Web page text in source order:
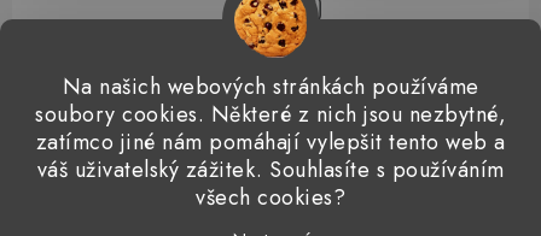
Na našich webových stránkách používáme
soubory cookies. Některé z nich jsou nezbytné,
zatímco jiné nám pomáhají vylepšit tento web a
váš uživatelský zážitek. Souhlasíte s používáním
všech cookies?
Přijímáme online platby
Detailingclub Dodo Juice Gyeon Quartz ValetPRO
Microfiber Madness